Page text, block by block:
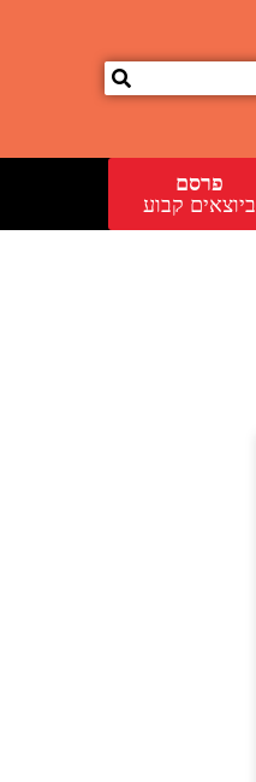
פרסם
ביוצאים קבוע